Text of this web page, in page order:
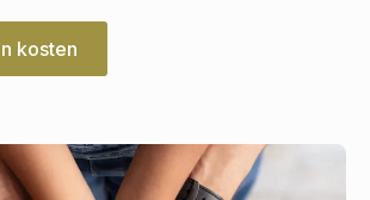
kosten